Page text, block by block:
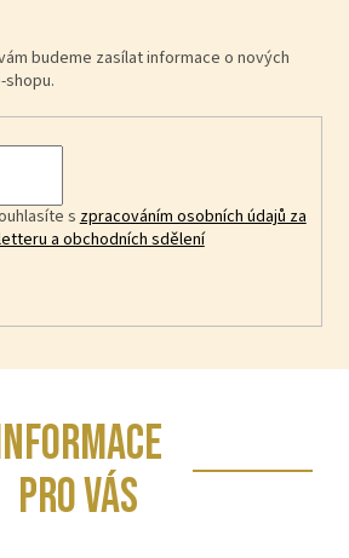
budeme zasílat informace o nových
szpracováním osobních údajů za
a obchodních sdělení
PRO VÁS